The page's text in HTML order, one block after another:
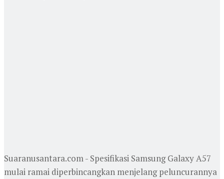
Suaranusantara.com - Spesifikasi Samsung Galaxy A57
mulai ramai diperbincangkan menjelang peluncurannya